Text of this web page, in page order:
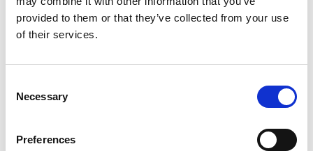
provided to them or that they’ve collected from your use
of their services.
Selection
Necessary
Preferences
Brunner Skye 3D Compact
campingstol